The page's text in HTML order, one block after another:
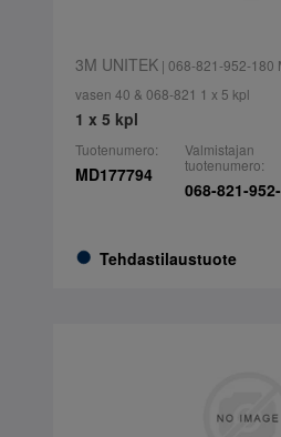
3M UNITEK| 068-821-952-180
vasen 40 & 068-821 1 x 5 kpl
1 x 5 kpl
Tuotenumero:
MD177794
Tehdastilaustuote
Valmistajan
tuotenumero:
068-821-